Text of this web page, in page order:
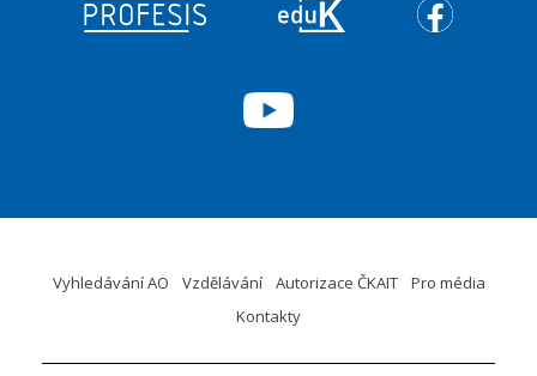
Vyhledávání AO Vzdělávání Autorizace ČKAIT
Pro média
Kontakty